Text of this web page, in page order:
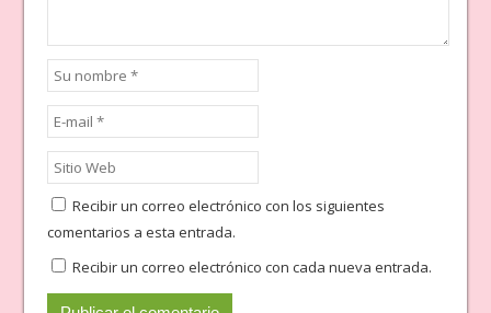
Recibir un correo electrónico con los siguientes
comentarios a esta entrada.
Recibir un correo electrónico con cada nueva entrada.